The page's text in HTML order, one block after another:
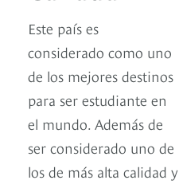
Este país es
considerado como uno
de los mejores destinos
para ser estudiante en
el mundo. Además de
ser considerado uno de
los de más alta calidad y